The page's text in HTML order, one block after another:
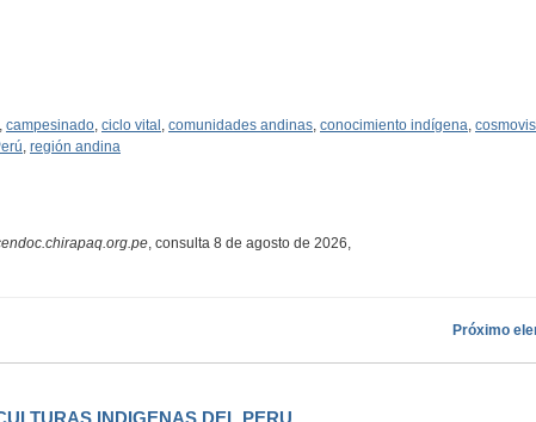
campesinado ciclo vital comunidades andinas conocimiento indígena
región andina
, consulta 8 de agosto de 2026,
Próximo